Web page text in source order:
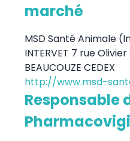
marché
MSD Santé Animale
INTERVET 7 rue
BEAUCOUZE CEDEX
http://www.msd-
Responsable